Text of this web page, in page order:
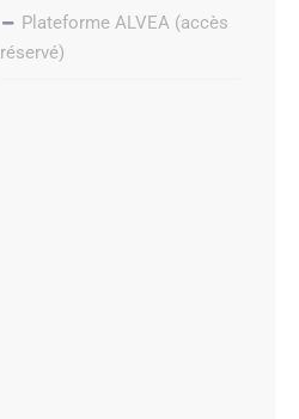
Plateforme ALVEA (accès
réservé)